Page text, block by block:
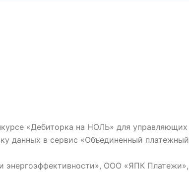
«Дебиторка на НОЛЬ» для управляющих
данных в сервис «Объединенный платежный
энергоэффективности», ООО «ЯПК Платежи»,